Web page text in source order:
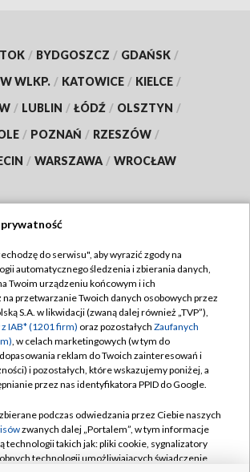
/ BYDGOSZCZ / GDAŃSK /
WLKP. / KATOWICE / KIELCE /
/ LUBLIN / ŁÓDŹ / OLSZTYN /
/ POZNAŃ / RZESZÓW /
/ WARSZAWA / WROCŁAW
TVP
TVP
Cyfrowa
Regulamin TVP
Polityka prywatności
Moje zgody
Pomoc
Kontakt
do serwisu", aby wyrazić zgody na
automatycznego śledzenia i zbierania danych,
Twoim urządzeniu końcowym i ich
przetwarzanie Twoich danych osobowych przez
S.A. w likwidacji (zwaną dalej również „TVP”),
IAB* (1201 firm) oraz pozostałych Zaufanych
, w celach marketingowych (w tym do
reklam do Twoich zainteresowań i
i pozostałych, które wskazujemy poniżej, a
przez nas identyfikatora PPID do Google.
podczas odwiedzania przez Ciebie naszych
zwanych dalej „Portalem”, w tym informacje
technologii takich jak: pliki cookie, sygnalizatory
technologii umożliwiających świadczenie